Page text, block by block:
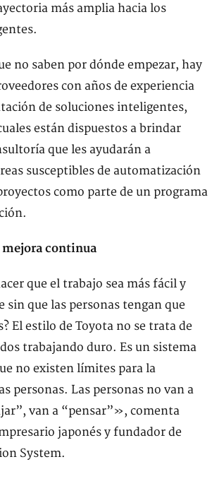
más amplia hacia los
no saben por dónde empezar, hay
con años de experiencia
de soluciones inteligentes,
están dispuestos a brindar
que les ayudarán a
susceptibles de automatización
como parte de un programa
continua
que el trabajo sea más fácil y
sin que las personas tengan que
El estilo de Toyota no se trata de
trabajando duro. Es un sistema
no existen límites para la
personas. Las personas no van a
van a “pensar”», comenta
japonés y fundador de
System.